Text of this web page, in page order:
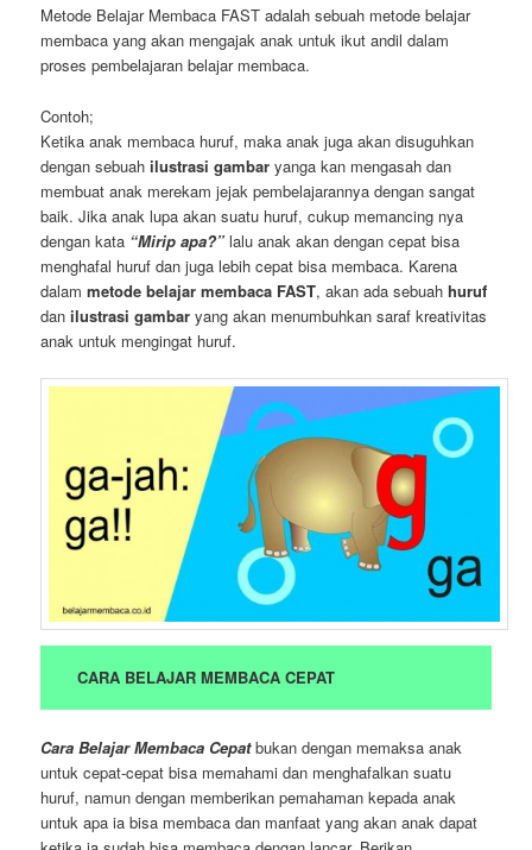
Metode Belajar Membaca FAST adalah sebuah metode belajar
membaca yang akan mengajak anak untuk ikut andil dalam
proses pembelajaran belajar membaca.
Contoh;
Ketika anak membaca huruf, maka anak juga akan disuguhkan
dengan sebuahilustrasi gambaryanga kan mengasah dan
membuat anak merekam jejak pembelajarannya dengan sangat
baik. Jika anak lupa akan suatu huruf, cukup memancing nya
dengan kata “Mirip apa?”lalu anak akan dengan cepat bisa
menghafal huruf dan juga lebih cepat bisa membaca. Karena
dalammetode belajar membaca FAST, akan ada sebuah huruf
danilustrasi gambar yang akan menumbuhkan saraf kreativitas
anak untuk mengingat huruf.
CARA BELAJAR MEMBACA CEPAT
Cara Belajar Membaca Cepatbukan dengan memaksa anak
untuk cepat-cepat bisa memahami dan menghafalkan suatu
huruf, namun dengan memberikan pemahaman kepada anak
untuk apa ia bisa membaca dan manfaat yang akan anak dapat